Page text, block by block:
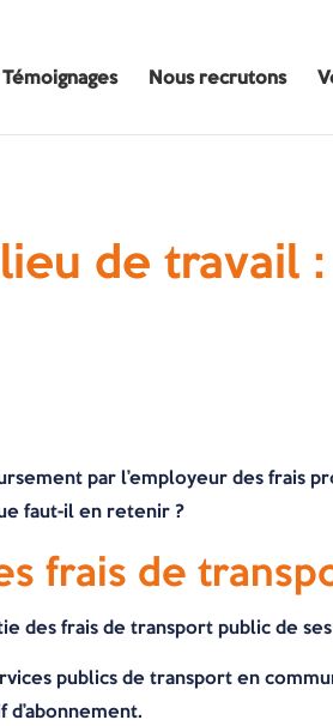
Témoignages Nous recrutons
de travail
par l’employeur des frais
faut-il en retenir ?
frais de
des frais de transport public de
publics de transport en